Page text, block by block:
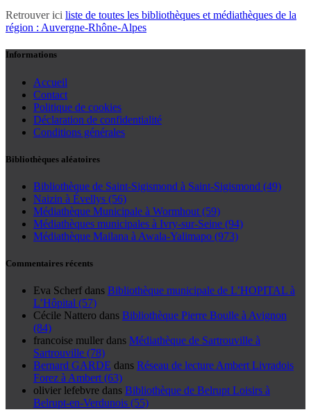
Retrouver ici liste de toutes les bibliothèques et médiathèques de la
région : Auvergne-Rhône-Alpes
Informations
Accueil
Contact
Politique de cookies
Déclaration de confidentialité
Conditions générales
Bibliothèques aléatoires
Bibliothèque de Saint-Sigismond à Saint-Sigismond (49)
Naizin à Évellys (56)
Médiathèque Municipale à Wormhout (59)
Médiathèques municipales à Ivry-sur-Seine (94)
Médiathèque Mailana à Awala-Yalimapo (973)
Commentaires récents
Eva Scherf dans Bibliothèque municipale de L’HOPITAL à
L’Hôpital (57)
Cécile Nattero dans Bibliothèque Pierre Boulle à Avignon
(84)
francoise muller dans Médiathèque de Sartrouville à
Sartrouville (78)
Bernard GARDE dans Réseau de lecture Ambert Livradois
Forez à Ambert (63)
olivier lefebvre dans Bibliothèque de Belrupt Loisirs à
Belrupt-en-Verdunois (55)